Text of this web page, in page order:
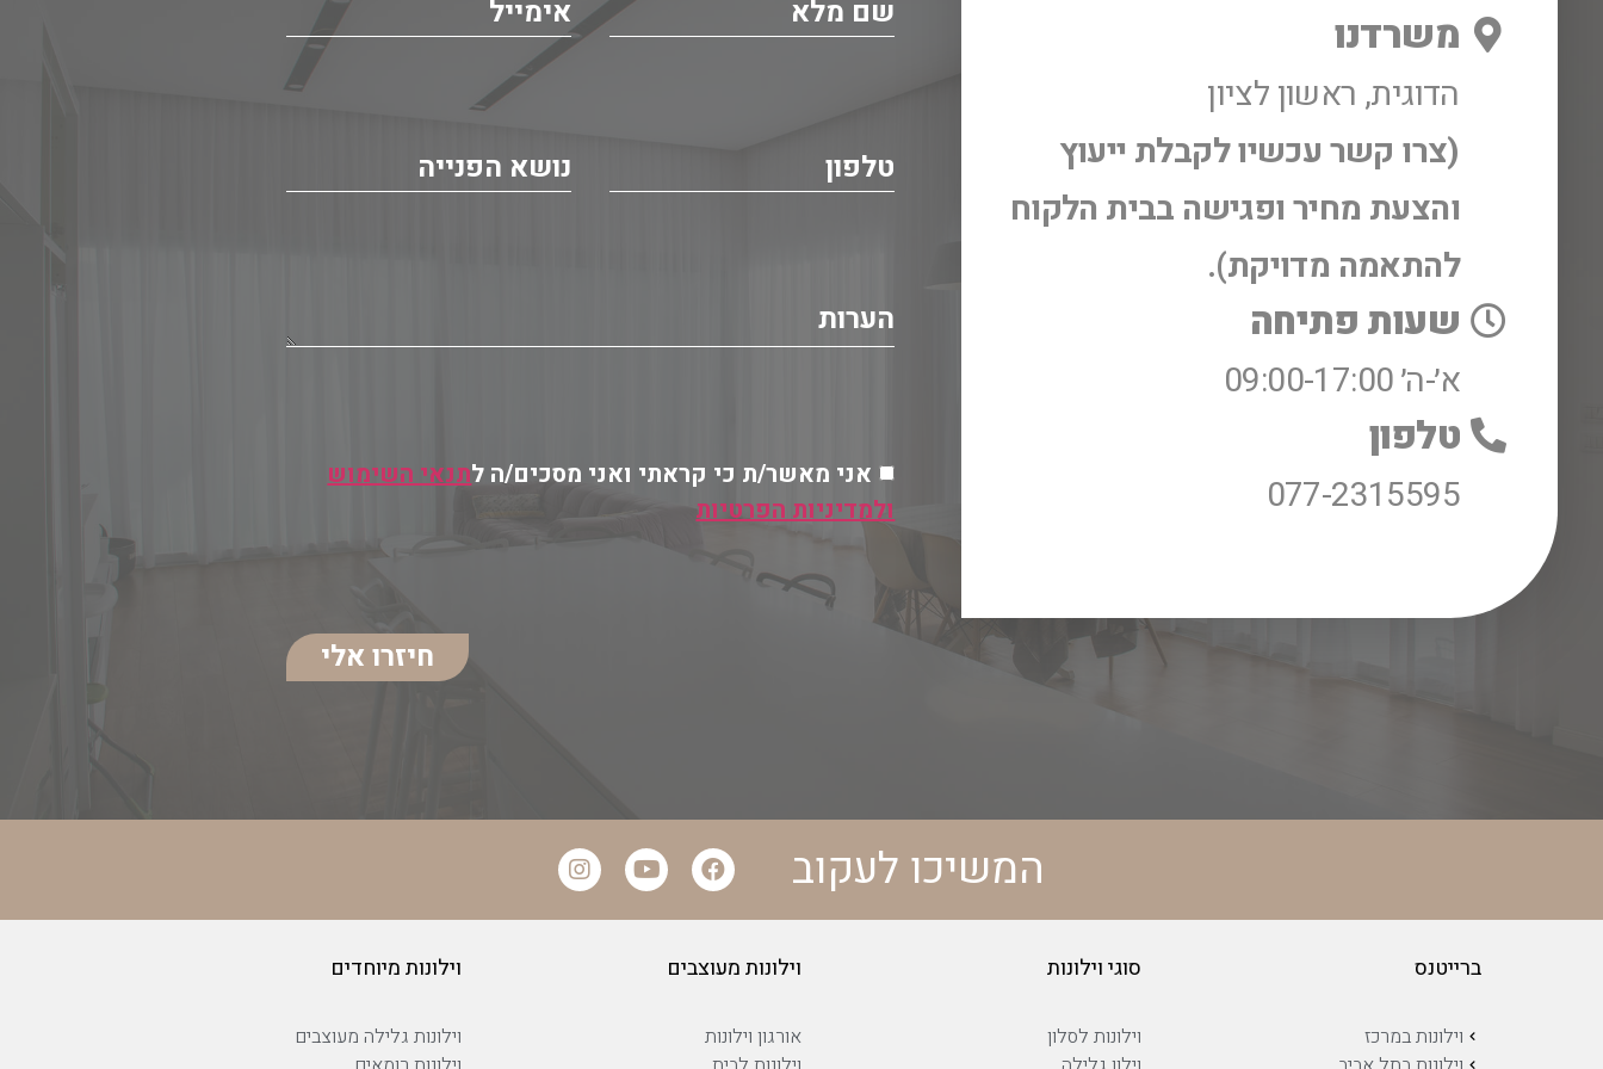
משרדנו
הדוגית, ראשון לציון
(צרו קשר עכשיו לקבלת ייעוץ
והצעת מחיר ופגישה בבית הלקוח
להתאמה מדויקת).
שעות פתיחה
א׳-ה׳ 09:00-17:00
טלפון
077-2315595 אני מאשר/ת כי קראתי ואני מסכים/ה לתנאי השימוש
ולמדיניות הפרטיות
חיזרו אלי
המשיכו לעקוב
ברייטנס
וילונות במרכז
סוגי וילונות
וילונות לסלון
וילונות מעוצבים
אורגון וילונות
וילונות מיוחדים
וילונות גלילה מעוצבים